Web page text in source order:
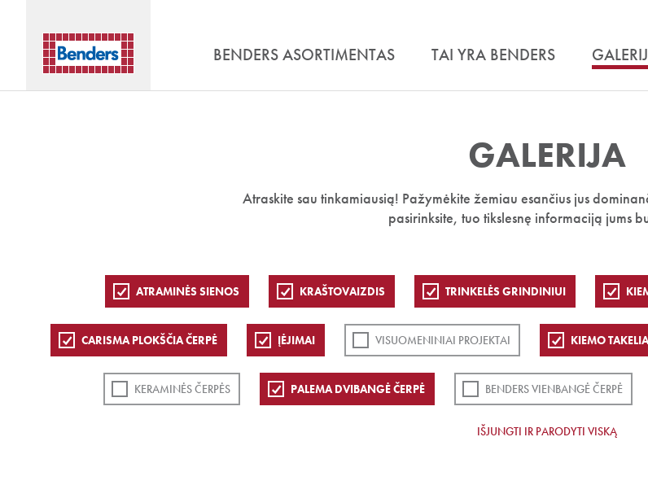
BENDERS ASORTIMENTAS TAI YRA BENDERS
GALERIJA
Atraskite sau tinkamiausią! Pažymėkite žemiau esančius jus
pasirinksite, tuo tikslesnę informaciją jums
ATRAMINĖS SIENOS KRAŠTOVAIZDIS TRINKELĖS GRINDINIUI
CARISMA PLOKŠČIA ČERPĖ ĮĖJIMAI VISUOMENINIAI PROJEKTAI KIEMO
KERAMINĖS ČERPĖS PALEMA DVIBANGĖ ČERPĖ BENDERS VIENBANGĖ ČERPĖ
IŠJUNGTI IR PARODYTI VISKĄ